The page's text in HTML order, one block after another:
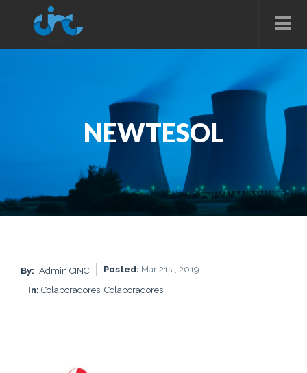
NEWTESOL
By: Admin CINC Posted: Mar 21st, 2019
In: Colaboradores, Colaboradores